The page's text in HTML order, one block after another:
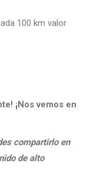
100 km valor
¡Nos vemos en
compartirlo en
de alto